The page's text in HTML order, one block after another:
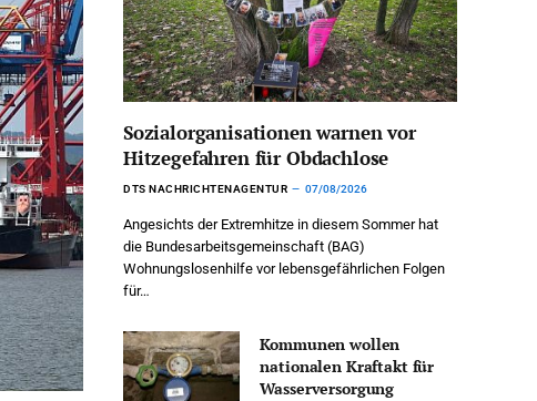
Sozialorganisationen warnen vor
Hitzegefahren für Obdachlose
DTS NACHRICHTENAGENTUR 07/08/2026
Angesichts der Extremhitze in diesem Sommer hat
die Bundesarbeitsgemeinschaft (BAG)
Wohnungslosenhilfe vor lebensgefährlichen Folgen
für…
Kommunen wollen
nationalen Kraftakt für
Wasserversorgung